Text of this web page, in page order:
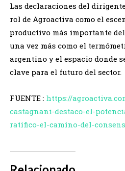
Las declaraciones del
rol de Agroactiva como el
productivo más importante
una vez más como el
argentino y el espacio donde
clave para el futuro del sector.
FUENTE : https://
castagnani-destaco-el-
ratifico-el-camino-del-